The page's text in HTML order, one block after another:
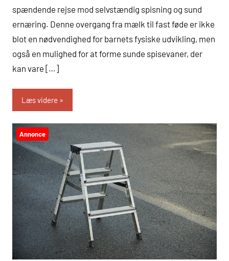
spændende rejse mod selvstændig spisning og sund
ernæring. Denne overgang fra mælk til fast føde er ikke
blot en nødvendighed for barnets fysiske udvikling, men
også en mulighed for at forme sunde spisevaner, der
kan vare […]
Læs videre
Annonce